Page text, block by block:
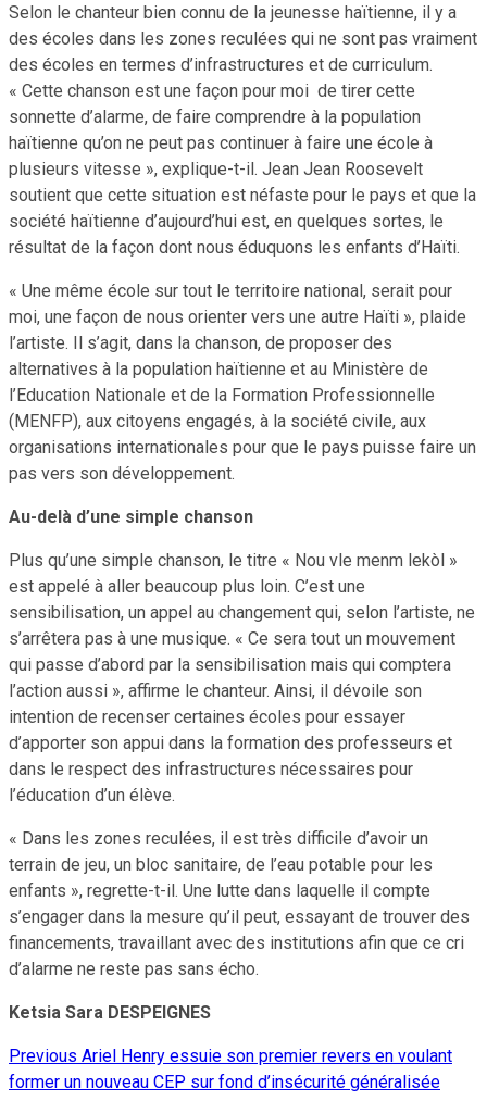
Selon le chanteur bien connu de la jeunesse haïtienne, il y a
des écoles dans les zones reculées qui ne sont pas vraiment
des écoles en termes d’infrastructures et de curriculum.
« Cette chanson est une façon pour moi de tirer cette
sonnette d’alarme, de faire comprendre à la population
haïtienne qu’on ne peut pas continuer à faire une école à
plusieurs vitesse », explique-t-il. Jean Jean Roosevelt
soutient que cette situation est néfaste pour le pays et que la
société haïtienne d’aujourd’hui est, en quelques sortes, le
résultat de la façon dont nous éduquons les enfants d’Haïti.
« Une même école sur tout le territoire national, serait pour
moi, une façon de nous orienter vers une autre Haïti », plaide
l’artiste. Il s’agit, dans la chanson, de proposer des
alternatives à la population haïtienne et au Ministère de
l’Education Nationale et de la Formation Professionnelle
(MENFP), aux citoyens engagés, à la société civile, aux
organisations internationales pour que le pays puisse faire un
pas vers son développement.
Au-delà d’une simple chanson
Plus qu’une simple chanson, le titre « Nou vle menm lekòl »
est appelé à aller beaucoup plus loin. C’est une
sensibilisation, un appel au changement qui, selon l’artiste, ne
s’arrêtera pas à une musique. « Ce sera tout un mouvement
qui passe d’abord par la sensibilisation mais qui comptera
l’action aussi », affirme le chanteur. Ainsi, il dévoile son
intention de recenser certaines écoles pour essayer
d’apporter son appui dans la formation des professeurs et
dans le respect des infrastructures nécessaires pour
l’éducation d’un élève.
« Dans les zones reculées, il est très difficile d’avoir un
terrain de jeu, un bloc sanitaire, de l’eau potable pour les
enfants », regrette-t-il. Une lutte dans laquelle il compte
s’engager dans la mesure qu’il peut, essayant de trouver des
financements, travaillant avec des institutions afin que ce cri
d’alarme ne reste pas sans écho.
Ketsia Sara DESPEIGNES
Continue
Previous Ariel Henry essuie son premier revers en voulant
former un nouveau CEP sur fond d’insécurité généralisée